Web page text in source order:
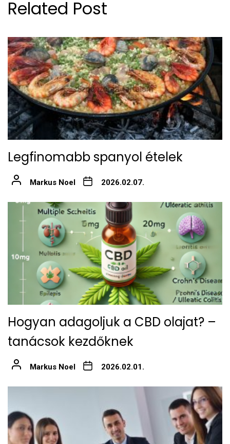
Related Post
Legfinomabb spanyol ételek
Markus Noel 2026.02.07.
Hogyan adagoljuk a CBD olajat? –
tanácsok kezdőknek
Markus Noel 2026.02.01.